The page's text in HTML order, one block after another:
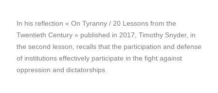
In his reflection « On Tyranny / 20 Lessons from the
Twentieth Century » published in 2017, Timothy Snyder, in
the second lesson, recalls that the participation and defense
of institutions effectively participate in the fight against
oppression and dictatorships.